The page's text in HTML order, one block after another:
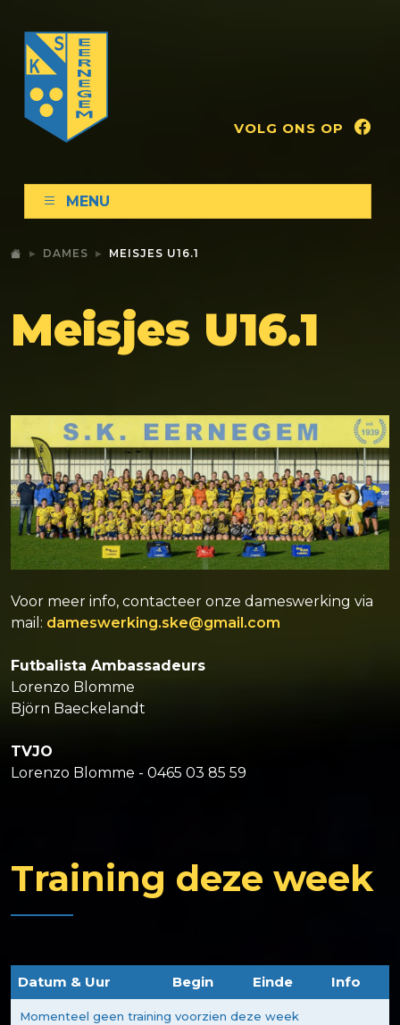
VOLG ONS OP
MENU
DAMES MEISJES U16.1
Meisjes U16.1
Voor meer info, contacteer onze dameswerking via
mail: dameswerking.ske@gmail.com
Futbalista Ambassadeurs
Lorenzo Blomme
Björn Baeckelandt
TVJO
Lorenzo Blomme - 0465 03 85 59
Training deze week
Datum & Uur Begin Einde Info
Momenteel geen training voorzien deze week